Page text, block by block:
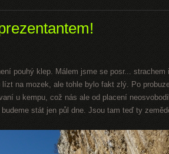
pouhý klep. Málem jsme se posr...
na mozek, ale tohle bylo fakt zlý. Po
u kempu, což nás ale od placení
stát jen půl dne. Jsou tam teď ty